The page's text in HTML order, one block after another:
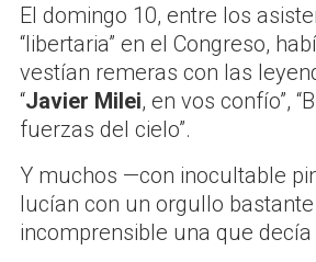
El domingo 10, entre los
“libertaria” en el Congreso,
vestían remeras con las
“Javier Milei, en vos confío”,
fuerzas del cielo”.
Y muchos —con inocultable
lucían con un orgullo
incomprensible una que decía